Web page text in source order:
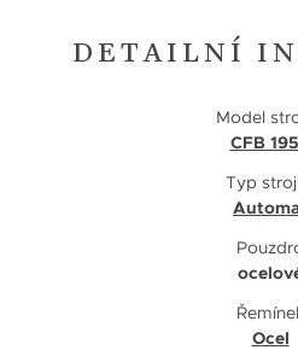
DETAILNÍ
Model
CFB
Typ
Ocel